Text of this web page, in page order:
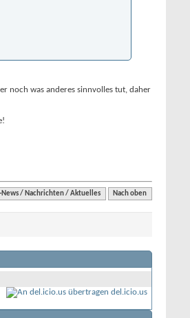
noch was anderes sinnvolles tut, daher
News / Nachrichten / Aktuelles Nach oben
del.icio.us